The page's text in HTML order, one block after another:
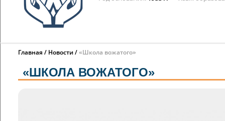
Главная Новости «Школа вожатого»
«ШКОЛА ВОЖАТОГО»